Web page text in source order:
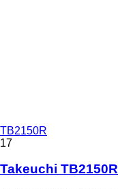
TB2150R
17
Takeuchi TB2150R